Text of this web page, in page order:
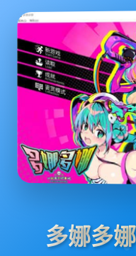
多娜多